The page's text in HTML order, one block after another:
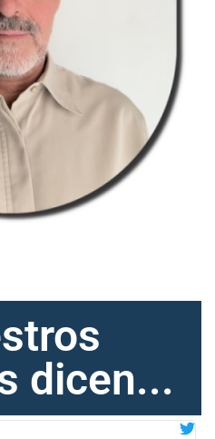
dicen...